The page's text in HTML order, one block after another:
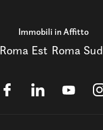
Immobili in Affitto
Roma Est Roma Sud